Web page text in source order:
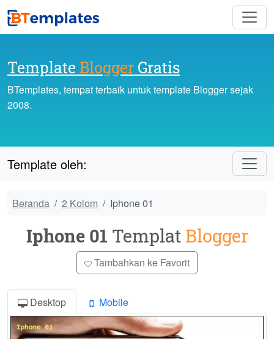
Template Blogger Gratis
BTemplates, tempat terbaik untuk template Blogger sejak
2008.
Template oleh:
Beranda 2 Kolom Iphone 01
Iphone 01 Templat Blogger
Tambahkan ke Favorit
Desktop Mobile